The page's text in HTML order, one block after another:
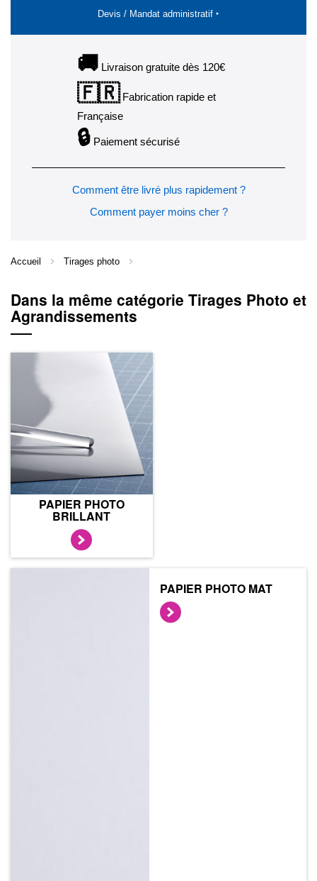
Devis / Mandat administratif ‣
🚚 Livraison gratuite dès 120€
🇫🇷Fabrication rapide et
Française
🔒 Paiement sécurisé
Comment être livré plus rapidement ?
Comment payer moins cher ?
Accueil Tirages photo
Dans la même catégorie Tirages Photo et
Agrandissements
PAPIER PHOTO
BRILLANT
PAPIER PHOTO MAT